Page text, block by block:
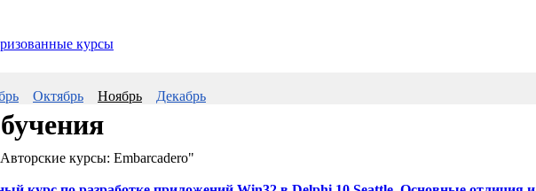
курсы
Октябрь Ноябрь Декабрь
курсы: Embarcadero"